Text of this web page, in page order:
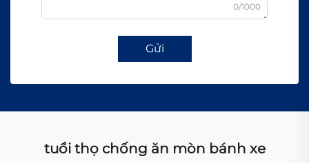
0/1000
Gửi
tuổi thọ chống ăn mòn bánh xe